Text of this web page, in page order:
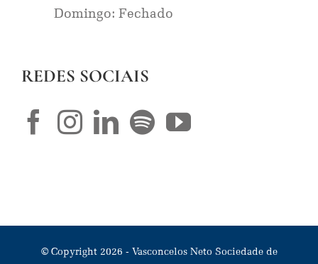
Domingo: Fechado
REDES SOCIAIS
© Copyright 2026 - Vasconcelos Neto Sociedade de